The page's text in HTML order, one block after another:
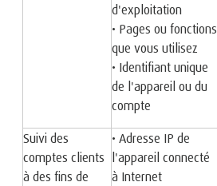
d'exploitation
• Pages ou fonctions
que vous utilisez
• Identifiant unique
de l'appareil ou du
compte
Suivi des
comptes clients
à des fins de
• Adresse IP de
l'appareil connecté
à Internet